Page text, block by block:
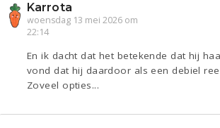
Karrota
woensdag 13 mei 2026 om
22:14
En ik dacht dat het betekende dat hij
vond dat hij daardoor als een debiel
Zoveel opties...